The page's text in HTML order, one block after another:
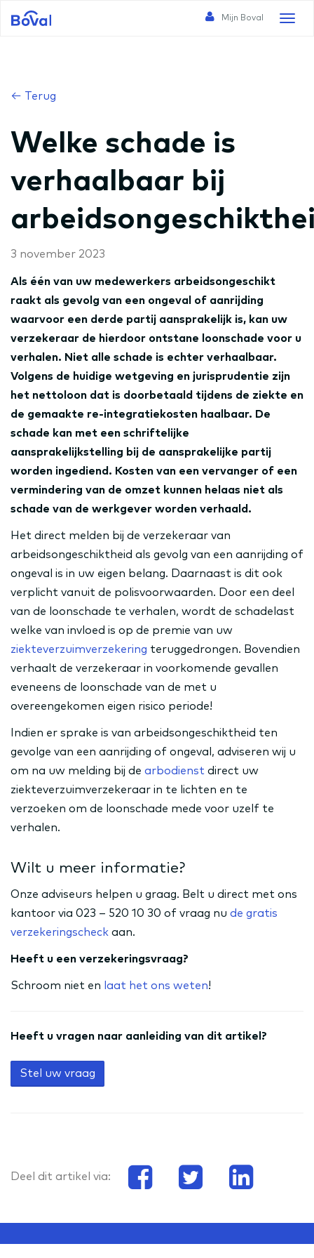
Toggle
Mijn Boval
← Terug
Welke schade is
verhaalbaar bij
3 november 2023
Als één van uw medewerkers arbeidsongeschikt
raakt als gevolg van een ongeval of aanrijding
waarvoor een derde partij aansprakelijk is, kan uw
verzekeraar de hierdoor ontstane loonschade voor u
verhalen. Niet alle schade is echter verhaalbaar.
Volgens de huidige wetgeving en jurisprudentie zijn
het nettoloon dat is doorbetaald tijdens de ziekte en
de gemaakte re-integratiekosten haalbaar. De
schade kan met een schriftelijke
aansprakelijkstelling bij de aansprakelijke partij
worden ingediend. Kosten van een vervanger of een
vermindering van de omzet kunnen helaas niet als
schade van de werkgever worden verhaald.
Het direct melden bij de verzekeraar van
arbeidsongeschiktheid als gevolg van een aanrijding of
ongeval is in uw eigen belang. Daarnaast is dit ook
verplicht vanuit de polisvoorwaarden. Door een deel
van de loonschade te verhalen, wordt de schadelast
welke van invloed is op de premie van uw
ziekteverzuimverzekering teruggedrongen. Bovendien
verhaalt de verzekeraar in voorkomende gevallen
eveneens de loonschade van de met u
overeengekomen eigen risico periode!
Indien er sprake is van arbeidsongeschiktheid ten
gevolge van een aanrijding of ongeval, adviseren wij u
om na uw melding bij de arbodienst direct uw
ziekteverzuimverzekeraar in te lichten en te
verzoeken om de loonschade mede voor uzelf te
verhalen.
Wilt u meer informatie?
Onze adviseurs helpen u graag. Belt u direct met ons
kantoor via 023 – 520 10 30 of vraag nu de gratis
verzekeringscheck aan.
Heeft u een verzekeringsvraag?
Schroom niet en laat het ons weten!
Heeft u vragen naar aanleiding van dit artikel?
Stel uw vraag
Deel dit artikel via: